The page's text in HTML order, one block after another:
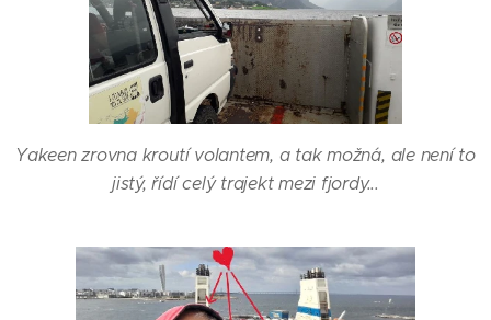
Yakeen zrovna kroutí volantem, a tak možná, ale není to
jistý, řídí celý trajekt mezi fjordy...